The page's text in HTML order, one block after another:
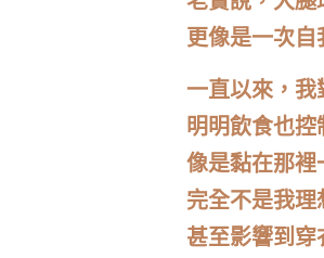
更像是一次自
一直以來，我
明明飲食也
像是黏在那裡
完全不是我理
甚至影響到